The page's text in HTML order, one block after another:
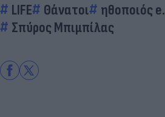
LIFE Θάνατοι
ηθοποιός e.
Σπύρος Μπιμπίλας